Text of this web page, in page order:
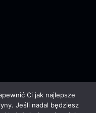
Ci jak najlepsze
Jeśli nadal będziesz